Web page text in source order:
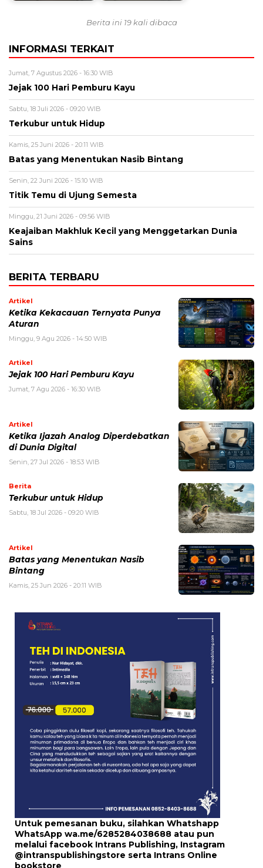
Berita ini 19 kali dibaca
INFORMASI TERKAIT
Jumat, 7 Agustus 2026 - 16:30 WIB
Jejak 100 Hari Pemburu Kayu
Sabtu, 18 Juli 2026 - 09:20 WIB
Terkubur untuk Hidup
Kamis, 25 Juni 2026 - 20:11 WIB
Batas yang Menentukan Nasib Bintang
Senin, 22 Juni 2026 - 15:10 WIB
Titik Temu di Ujung Semesta
Minggu, 21 Juni 2026 - 09:56 WIB
Keajaiban Makhluk Kecil yang Menggetarkan Dunia
Sains
BERITA TERBARU
Artikel
Ketika Kekacauan Ternyata Punya
Aturan
Minggu, 9 Agu 2026 - 14:50 WIB
Artikel
Jejak 100 Hari Pemburu Kayu
Jumat, 7 Agu 2026 - 16:30 WIB
Artikel
Ketika Ijazah Analog Diperdebatkan
di Dunia Digital
Senin, 27 Jul 2026 - 18:53 WIB
Berita
Terkubur untuk Hidup
Sabtu, 18 Jul 2026 - 09:20 WIB
Artikel
Batas yang Menentukan Nasib
Bintang
Kamis, 25 Jun 2026 - 20:11 WIB
Untuk pemesanan buku, silahkan Whatshapp
WhatsApp wa.me/6285284038688 atau pun
melalui facebook Intrans Publishing, Instagram
@intranspublishingstore serta Intrans Online